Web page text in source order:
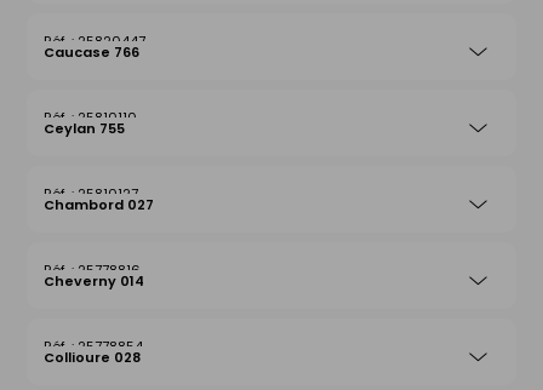
25820447
Caucase 766
25810110
Ceylan 755
25810127
Chambord 027
25778816
Cheverny 014
25778854
Collioure 028